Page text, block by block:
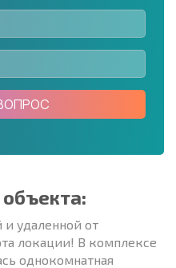
удаленной от
локации! В комплексе
однокомнатная